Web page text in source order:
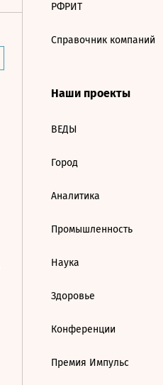
РФРИТ
Справочник компаний
Наши проекты
ВЕДЫ
Город
Аналитика
Промышленность
Наука
Здоровье
Конференции
Премия Импульс